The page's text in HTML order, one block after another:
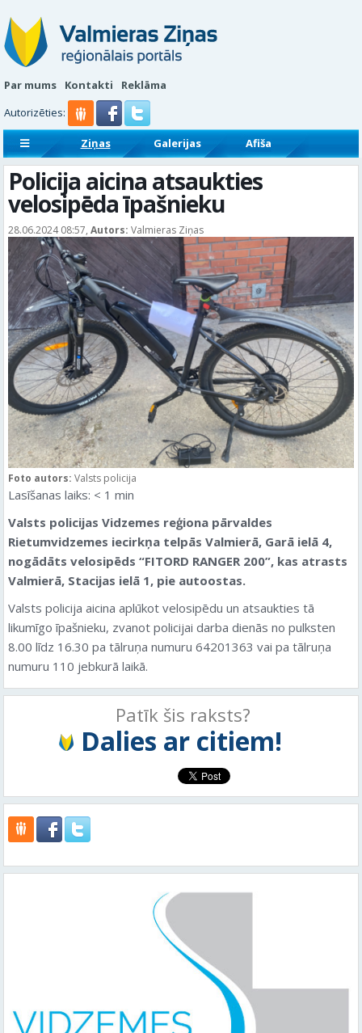
Par mums Kontakti
Reklāma
Autorizēties:
Ziņas Galerijas
Afiša
Sludinājumi
Reklāmraksti
Policija aicina atsaukties
velosipēda īpašnieku
28.06.2024 08:57, Autors: Valmieras Ziņas
Foto autors: Valsts policija
Lasīšanas laiks: < 1 min
Valsts policijas Vidzemes reģiona pārvaldes
Rietumvidzemes iecirkņa telpās Valmierā, Garā ielā 4,
nogādāts velosipēds “FITORD RANGER 200”, kas atrasts
Valmierā, Stacijas ielā 1, pie autoostas.
Valsts policija aicina aplūkot velosipēdu un atsaukties tā
likumīgo īpašnieku, zvanot policijai darba dienās no pulksten
8.00 līdz 16.30 pa tālruņa numuru 64201363 vai pa tālruņa
numuru 110 jebkurā laikā.
Patīk šis raksts?
Dalies ar citiem!